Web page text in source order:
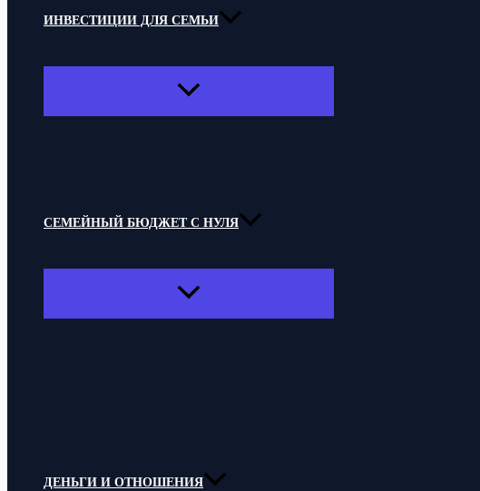
ИНВЕСТИЦИИ ДЛЯ СЕМЬИ
ПЕРЕКЛЮЧАТЕЛЬ
СЕМЕЙНЫЙ БЮДЖЕТ С НУЛЯ
ПЕРЕКЛЮЧАТЕЛЬ
ДЕНЬГИ И ОТНОШЕНИЯ